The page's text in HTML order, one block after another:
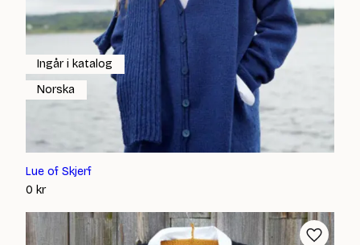
Lue of Skjerf
0 kr
Ingår i katalog
Norska